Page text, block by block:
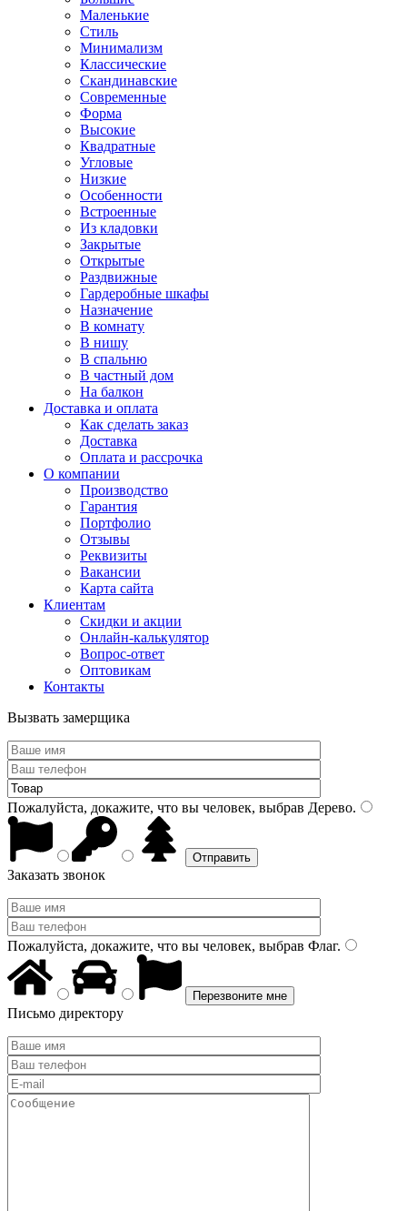
Маленькие
Стиль
Минимализм
Классические
Скандинавские
Современные
Форма
Высокие
Квадратные
Угловые
Низкие
Особенности
Встроенные
Из кладовки
Закрытые
Открытые
Раздвижные
Гардеробные шкафы
Назначение
В комнату
В нишу
В спальню
В частный дом
На балкон
Доставка и оплата
Как сделать заказ
Доставка
Оплата и рассрочка
О компании
Производство
Гарантия
Портфолио
Отзывы
Реквизиты
Вакансии
Карта сайта
Клиентам
Скидки и акции
Онлайн-калькулятор
Вопрос-ответ
Оптовикам
Контакты
Вызвать замерщика
Пожалуйста, докажите, что вы человек, выбрав Дерево.
Заказать звонок
Пожалуйста, докажите, что вы человек, выбрав Флаг.
Письмо директору